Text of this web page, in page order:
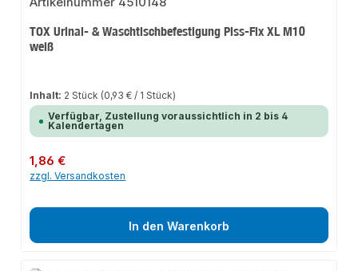
TOX Urinal- & Waschtischbefestigung Piss-Fix XL M10
weiß
Inhalt: 2 Stück (0,93 € / 1 Stück)
Verfügbar, Zustellung voraussichtlich in 2 bis 4
Kalendertagen
Regulärer Preis:
1,86 €
zzgl. Versandkosten
In den Warenkorb